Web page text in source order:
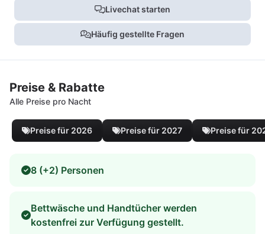
Livechat starten
Häufig gestellte Fragen
Preise & Rabatte
Alle Preise pro Nacht
Preise für 2026 Preise für 2027 Preise für
8 (+2) Personen
Bettwäsche und Handtücher werden
kostenfrei zur Verfügung gestellt.